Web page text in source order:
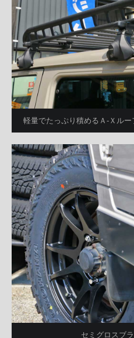
軽量でたっぷり積めるＡ-Ｘル
セミグロスブ